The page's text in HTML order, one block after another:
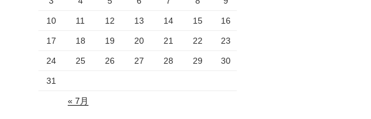
10 11 12 13 14 15 16
17 18 19 20 21 22 23
24 25 26 27 28 29 30
31
« 7月